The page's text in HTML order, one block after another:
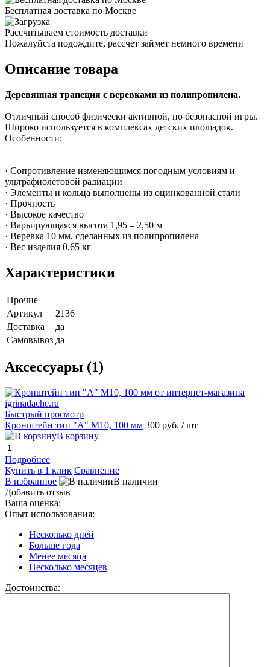
Бесплатная доставка по Москве
Рассчитываем стоимость доставки
Пожалуйста подождите, рассчет займет немного времени
Описание товара
Деревянная трапеция с веревками из полипропилена.
Отличный способ физически активной, но безопасной игры.
Широко используется в комплексах детских площадок.
Особенности:
· Сопротивление изменяющимся погодным условиям и
ультрафиолетовой радиации
· Элементы и кольца выполнены из оцинкованной стали
· Прочность
· Высокое качество
· Варьирующаяся высота 1,95 – 2,50 м
· Веревка 10 мм, сделанных из полипропилена
· Вес изделия 0,65 кг
Характеристики
Прочие
Артикул
2136
Доставка
да
Самовывоз да
Аксессуары (1)
Быстрый просмотр
Кронштейн тип "A" M10, 100 мм 300 руб. / шт
В корзину
Подробнее
Купить в 1 клик Сравнение
В избранное
В наличии
Добавить отзыв
Ваша оценка:
Опыт использования:
Несколько дней
Больше года
Менее месяца
Несколько месяцев
Достоинства: